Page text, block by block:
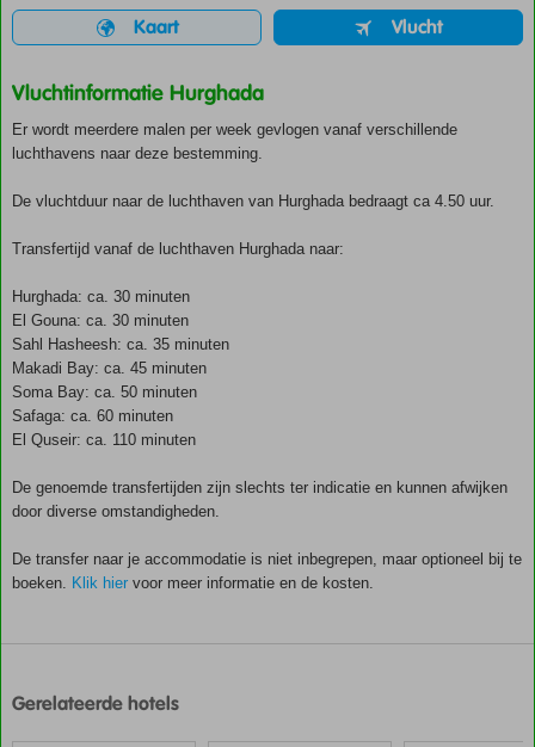
Kaart Vlucht
Vluchtinformatie Hurghada
Er wordt meerdere malen per week gevlogen vanaf verschillende
luchthavens naar deze bestemming.
De vluchtduur naar de luchthaven van Hurghada bedraagt ca 4.50 uur.
Transfertijd vanaf de luchthaven Hurghada naar:
Hurghada: ca. 30 minuten
El Gouna: ca. 30 minuten
Sahl Hasheesh: ca. 35 minuten
Makadi Bay: ca. 45 minuten
Soma Bay: ca. 50 minuten
Safaga: ca. 60 minuten
El Quseir: ca. 110 minuten
De genoemde transfertijden zijn slechts ter indicatie en kunnen afwijken
door diverse omstandigheden.
De transfer naar je accommodatie is niet inbegrepen, maar optioneel bij te
boeken. Klik hier voor meer informatie en de kosten.
door
Gerelateerde hotels